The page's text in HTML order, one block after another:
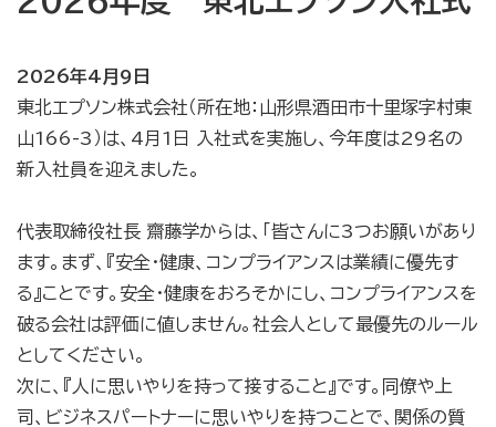
2026年4月9日
東北エプソン株式会社（所在地：山形県酒田市十里塚字村東
山166-3）は、4月1日 入社式を実施し、今年度は29名の
新入社員を迎えました。
代表取締役社長 齋藤学からは、「皆さんに3つお願いがあり
ます。まず、『安全・健康、コンプライアンスは業績に優先す
る』ことです。安全・健康をおろそかにし、コンプライアンスを
破る会社は評価に値しません。社会人として最優先のルール
としてください。
次に、『人に思いやりを持って接すること』です。同僚や上
司、ビジネスパートナーに思いやりを持つことで、関係の質